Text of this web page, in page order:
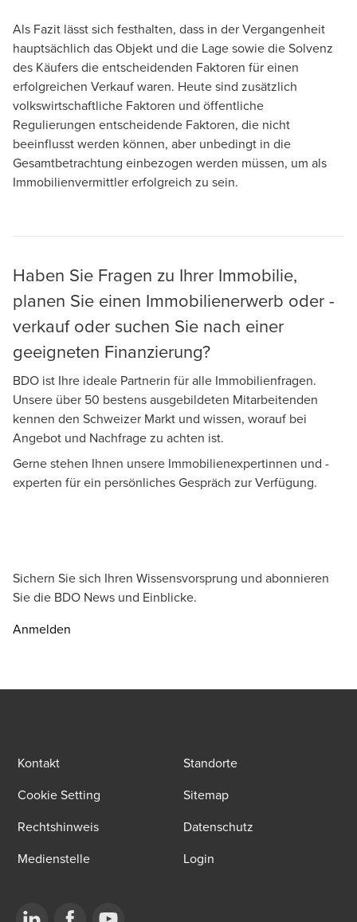
Als Fazit lässt sich festhalten, dass in der Vergangenheit
hauptsächlich das Objekt und die Lage sowie die Solvenz
des Käufers die entscheidenden Faktoren für einen
erfolgreichen Verkauf waren. Heute sind zusätzlich
volkswirtschaftliche Faktoren und öffentliche
Regulierungen entscheidende Faktoren, die nicht
beeinflusst werden können, aber unbedingt in die
Gesamtbetrachtung einbezogen werden müssen, um als
Immobilienvermittler erfolgreich zu sein.
Haben Sie Fragen zu Ihrer Immobilie,
planen Sie einen Immobilienerwerb oder -
verkauf oder suchen Sie nach einer
geeigneten Finanzierung?
BDO ist Ihre ideale Partnerin für alle Immobilienfragen.
Unsere über 50 bestens ausgebildeten Mitarbeitenden
kennen den Schweizer Markt und wissen, worauf bei
Angebot und Nachfrage zu achten ist.
Gerne stehen Ihnen unsere Immobilienexpertinnen und -
experten für ein persönliches Gespräch zur Verfügung.
Sichern Sie sich Ihren Wissensvorsprung und abonnieren
Sie die BDO News und Einblicke.
Anmelden
Kontakt
Standorte
Cookie Setting
Sitemap
Rechtshinweis
Datenschutz
Medienstelle
Login